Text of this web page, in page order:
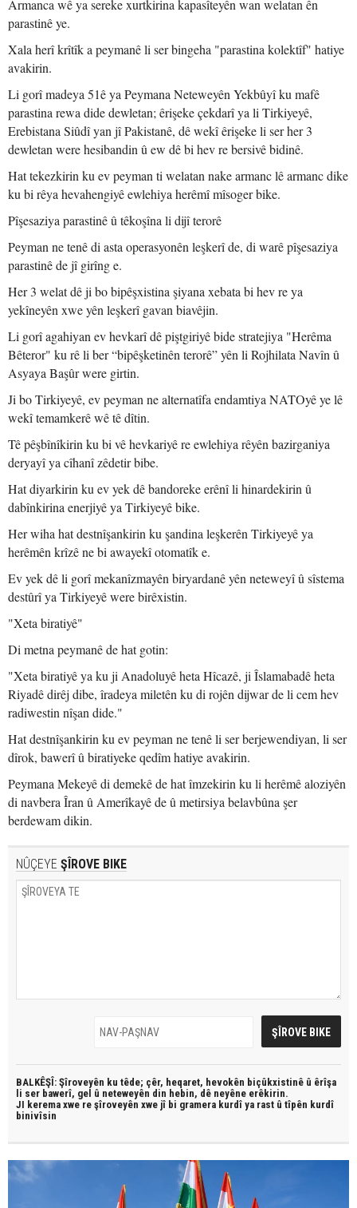
Armanca wê ya sereke xurtkirina kapasîteyên wan welatan ên
parastinê ye.
Xala herî krîtîk a peymanê li ser bingeha "parastina kolektîf" hatiye
avakirin.
Li gorî madeya 51ê ya Peymana Neteweyên Yekbûyî ku mafê
parastina rewa dide dewletan; êrişeke çekdarî ya li Tirkiyeyê,
Erebistana Siûdî yan jî Pakistanê, dê wekî êrişeke li ser her 3
dewletan were hesibandin û ew dê bi hev re bersivê bidinê.
Hat tekezkirin ku ev peyman ti welatan nake armanc lê armanc dike
ku bi rêya hevahengiyê ewlehiya herêmî mîsoger bike.
Pîşesaziya parastinê û têkoşîna li dijî terorê
Peyman ne tenê di asta operasyonên leşkerî de, di warê pîşesaziya
parastinê de jî girîng e.
Her 3 welat dê ji bo bipêşxistina şiyana xebata bi hev re ya
yekîneyên xwe yên leşkerî gavan biavêjin.
Li gorî agahiyan ev hevkarî dê piştgiriyê bide stratejiya "Herêma
Bêteror" ku rê li ber “bipêşketinên terorê” yên li Rojhilata Navîn û
Asyaya Başûr were girtin.
Ji bo Tirkiyeyê, ev peyman ne alternatîfa endamtiya NATOyê ye lê
wekî temamkerê wê tê dîtin.
Tê pêşbînîkirin ku bi vê hevkariyê re ewlehiya rêyên bazirganiya
deryayî ya cîhanî zêdetir bibe.
Hat diyarkirin ku ev yek dê bandoreke erênî li hinardekirin û
dabînkirina enerjiyê ya Tirkiyeyê bike.
Her wiha hat destnîşankirin ku şandina leşkerên Tirkiyeyê ya
herêmên krîzê ne bi awayekî otomatîk e.
Ev yek dê li gorî mekanîzmayên biryardanê yên neteweyî û sîstema
destûrî ya Tirkiyeyê were birêxistin.
"Xeta biratiyê"
Di metna peymanê de hat gotin:
"Xeta biratiyê ya ku ji Anadoluyê heta Hîcazê, ji Îslamabadê heta
Riyadê dirêj dibe, îradeya miletên ku di rojên dijwar de li cem hev
radiwestin nîşan dide."
Hat destnîşankirin ku ev peyman ne tenê li ser berjewendiyan, li ser
dîrok, bawerî û biratiyeke qedîm hatiye avakirin.
Peymana Mekeyê di demekê de hat îmzekirin ku li herêmê aloziyên
di navbera Îran û Amerîkayê de û metirsiya belavbûna şer
berdewam dikin.
NÛÇEYE ŞÎROVE BIKE
BALKÊŞÎ: Şîroveyên ku têde; çêr, heqaret, hevokên biçûkxistinê û êrîşa
li ser bawerî, gel û neteweyên din hebin, dê neyêne erêkirin.
JI kerema xwe re şîroveyên xwe jî bi gramera kurdî ya rast û tîpên kurdî
binivîsin